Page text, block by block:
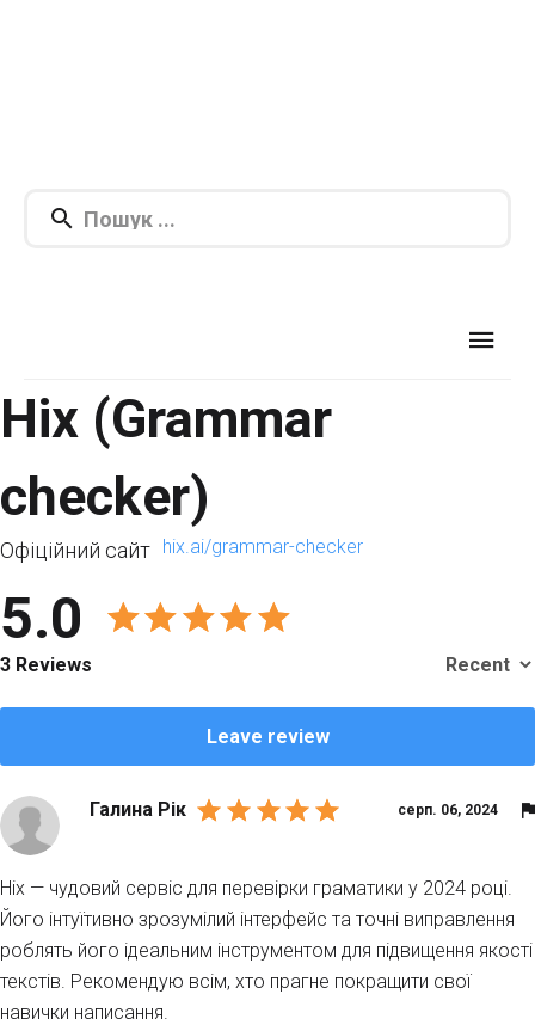
Hix (Grammar
checker)
Офіційний сайт hix.ai/grammar-checker
5.0
3 Reviews
Leave review
серп. 06, 2024
Галина Рік
Hix — чудовий сервіс для перевірки граматики у 2024 році.
Його інтуїтивно зрозумілий інтерфейс та точні виправлення
роблять його ідеальним інструментом для підвищення якості
текстів. Рекомендую всім, хто прагне покращити свої
навички написання.